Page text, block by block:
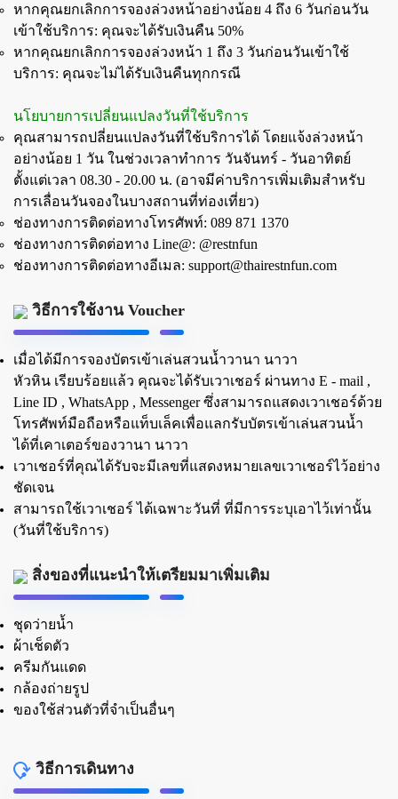
หากคุณยกเลิกการจองล่วงหน้าอย่างน้อย 4 ถึง 6 วันก่อนวัน
เข้าใช้บริการ: คุณจะได้รับเงินคืน 50%
หากคุณยกเลิกการจองล่วงหน้า 1 ถึง 3 วันก่อนวันเข้าใช้
บริการ: คุณจะไม่ได้รับเงินคืนทุกกรณี
นโยบายการเปลี่ยนแปลงวันที่ใช้บริการ
คุณสามารถปลี่ยนแปลงวันที่ใช้บริการได้ โดยแจ้งล่วงหน้า
อย่างน้อย 1 วัน ในช่วงเวลาทำการ วันจันทร์ - วันอาทิตย์
ตั้งแต่เวลา 08.30 - 20.00 น. (อาจมีค่าบริการเพิ่มเติมสำหรับ
การเลื่อนวันจองในบางสถานที่ท่องเที่ยว)
ช่องทางการติดต่อทางโทรศัพท์: 089 871 1370
ช่องทางการติดต่อทาง Line@: @restnfun
ช่องทางการติดต่อทางอีเมล: support@thairestnfun.com
วิธีการใช้งาน Voucher
เมื่อได้มีการจองบัตรเข้าเล่นสวนน้ำวานา นาวา
หัวหิน เรียบร้อยแล้ว คุณจะได้รับเวาเชอร์ ผ่านทาง E - mail ,
Line ID , WhatsApp , Messenger ซึ่งสามารถแสดงเวาเชอร์ด้วย
โทรศัพท์มือถือหรือแท็บเล็คเพื่อแลกรับบัตรเข้าเล่นสวนน้ำ
ได้ที่เคาเตอร์ของวานา นาวา
เวาเชอร์ที่คุณได้รับจะมีเลขที่แสดงหมายเลขเวาเชอร์ไว้อย่าง
ชัดเจน
สามารถใช้เวาเชอร์ ได้เฉพาะวันที่ ที่มีการระบุเอาไว้เท่านั้น
(วันที่ใช้บริการ)
สิ่งของที่แนะนำให้เตรียมมาเพิ่มเติม
ชุดว่ายน้ำ
ผ้าเช็ดตัว
ครีมกันแดด
กล้องถ่ายรูป
ของใช้ส่วนตัวที่จำเป็นอื่นๆ
วิธีการเดินทาง